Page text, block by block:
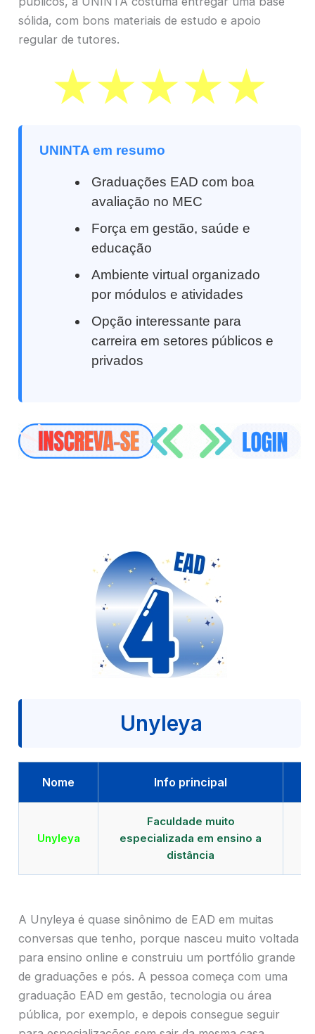
sólida, com bons materiais de estudo e apoio
regular de tutores.
UNINTA em resumo
Graduações EAD com boa
avaliação no MEC
Força em gestão, saúde e
educação
Ambiente virtual organizado
por módulos e atividades
Opção interessante para
carreira em setores públicos e
privados
Unyleya
Nome Info principal
Unyleya
Faculdade muito
especializada em ensino a
distância
A Unyleya é quase sinônimo de EAD em muitas
conversas que tenho, porque nasceu muito voltada
para ensino online e construiu um portfólio grande
de graduações e pós. A pessoa começa com uma
graduação EAD em gestão, tecnologia ou área
pública, por exemplo, e depois consegue seguir